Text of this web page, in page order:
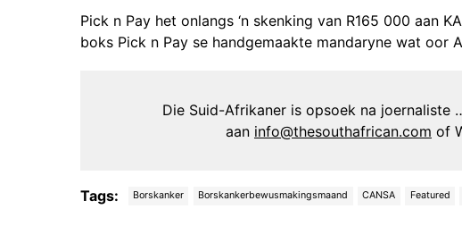
Pick n Pay het onlangs ‘n skenking van R165 000 aan
boks Pick n Pay se handgemaakte mandaryne wat oor
Die Suid-Afrikaner is opsoek na joernaliste
aan info@thesouthafrican.com of
Tags: Borskanker Borskankerbewusmakingsmaand CANSA Featured